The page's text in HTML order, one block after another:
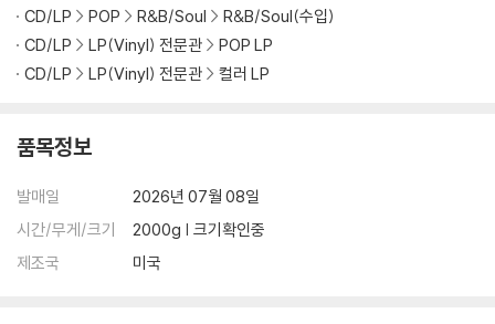
2) 재생 음역의 왜곡을 최소화 하고 반복 재생시에도 최대한 일관되게 유
지되도록 디스크 센터 홀 구경이 작게 제작되는 경우가 있습니다. 턴테이
블 스핀들에 맞지 않는 경우에는 전용 제품 등을 이용하여 센터 홀을 조정
가 있으며, 이는 상품의 불량이 아닙니다. 단, 재생에 이상이 있는 경우에는
※ 컬러 디스크
아래에 해당하는 경우는 불량이 아니므로 개봉 후 반품/교환이 불가합니
CD/LP POP R&B/Soul
R&B/Soul(수입)
CD/LP
LP(Vinyl) 전문관
POP LP
CD/LP
LP(Vinyl) 전문관 컬러 LP
품목정보
발매일
2026년 07월 08일
시간/무게/크기
2000g | 크기확인중
제조국
미국